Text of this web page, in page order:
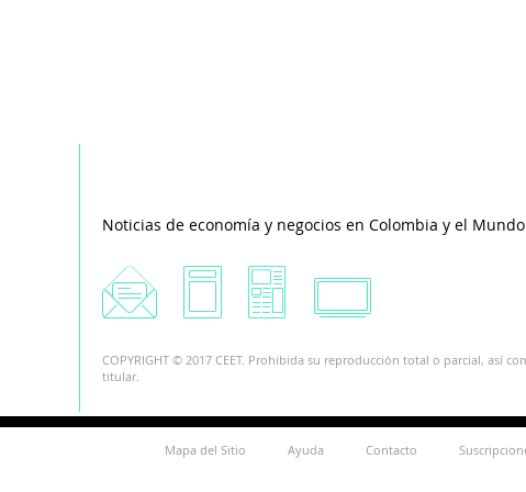
Noticias de economía y negocios en Colombia y el
COPYRIGHT © 2017 CEET. Prohibida su reproducción total o parcial, así
titular.
Mapa del Sitio Ayuda Contacto